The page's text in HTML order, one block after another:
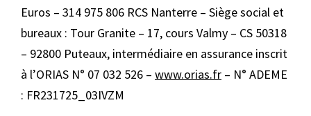
Euros – 314 975 806 RCS Nanterre – Siège social et
bureaux : Tour Granite – 17, cours Valmy – CS 50318
– 92800 Puteaux, intermédiaire en assurance inscrit
à l’ORIAS N° 07 032 526 – www.orias.fr – N° ADEME
: FR231725_03IVZM